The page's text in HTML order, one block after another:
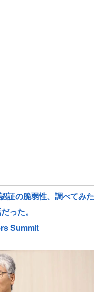
証の脆弱性、調べてみた
った。
Summit